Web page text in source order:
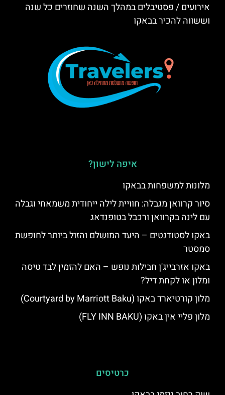
אירועים / פסטיבלים במהלך השנה שחוזרים כל שנה
וששווה להכיר בבאקו
איפה לישון?
מלונות למשפחות בבאקו
סיור קרוואן מגבלה: חוויית לילה ייחודית משמאחי וגבלה
עם לינה בקרוואן ורכבל בטופנדאג
באקו לסטודנטים – היעד המושלם והזול ביותר לחופשת
סמסטר
באקו אזרבייג'ן חבילות נופש – האם להזמין לבד טיסה
ומלון או לקחת דיל?
מלון קורטיארד באקו (Courtyard by Marriott Baku)
מלון פליי אין באקו (FLY INN BAKU)
כרטיסים